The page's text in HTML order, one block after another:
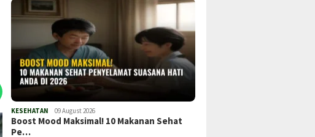
KESEHATAN 09 August 2026
Boost Mood Maksimal! 10 Makanan Sehat
Pe…